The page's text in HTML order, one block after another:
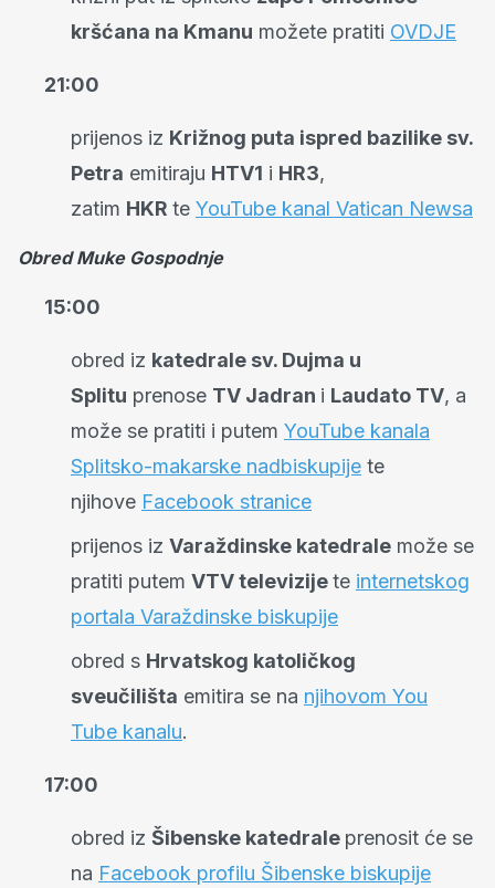
kršćana na Kmanu možete pratiti OVDJE
21:00
prijenos iz Križnog puta ispred bazilike sv.
Petra emitiraju HTV1 i HR3,
zatim HKR te YouTube kanal Vatican Newsa
Obred Muke Gospodnje
15:00
obred iz katedrale sv. Dujma u
Splitu prenose TV Jadran i Laudato TV, a
može se pratiti i putem YouTube kanala
Splitsko-makarske nadbiskupije te
njihove Facebook stranice
prijenos iz Varaždinske katedrale može se
pratiti putem VTV televizijete internetskog
portala Varaždinske biskupije
obred s Hrvatskog katoličkog
sveučilišta emitira se na njihovom You
Tube kanalu.
17:00
obred iz Šibenske katedrale prenosit će se
na Facebook profilu Šibenske biskupije